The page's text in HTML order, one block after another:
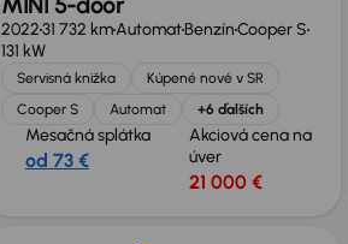
202231 732 kmAutomatBenzínCooper S
131 kW
Servisná knižka
Kúpené nové v SR
Cooper S
Automat +6 ďalších
Mesačná splátka
od 73 €
Akciová cena na
úver
21 000 €